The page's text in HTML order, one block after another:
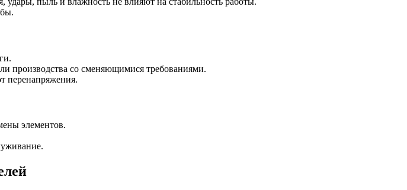
производства со сменяющимися требованиями.
перенапряжения.
элементов.